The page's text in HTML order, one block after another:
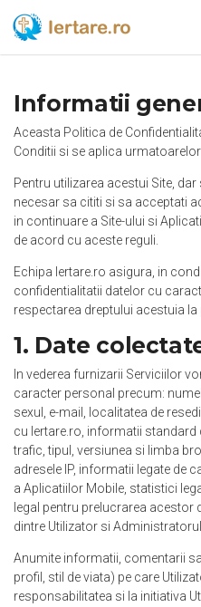
Informatii
Aceasta Politica de
Conditii si se aplica
Pentru utilizarea acestui Site,
necesar sa cititi si sa acceptati
in continuare a Site-ului si
de acord cu aceste reguli.
Echipa Iertare.ro asigura, in
confidentialitatii datelor cu
respectarea dreptului acestuia la
1. Date
In vederea furnizarii Serviciilor
caracter personal precum:
sexul, e-mail, localitatea de
cu Iertare.ro, informatii standard
trafic, tipul, versiunea si limba
adresele IP, informatii legate de
a Aplicatiilor Mobile, statistici
legal pentru prelucrarea acestor
dintre Utilizator si Administratorul
Anumite informatii, comentarii
profil, stil de viata) pe care
responsabilitatea si la initiativa